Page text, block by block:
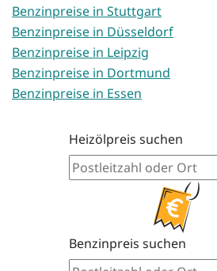
Benzinpreise in Stuttgart
Benzinpreise in Düsseldorf
Benzinpreise in Leipzig
Benzinpreise in Dortmund
Benzinpreise in Essen
Heizölpreis suchen
Benzinpreis suchen